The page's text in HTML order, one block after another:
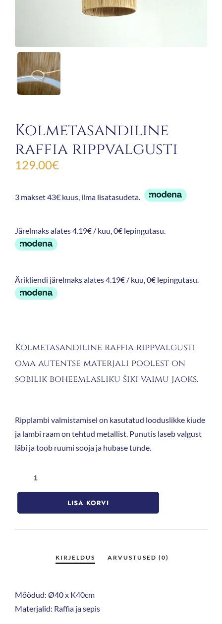
Kolmetasandiline
raffia rippvalgusti
129.00€
3 makset 43€ kuus, ilma lisatasudeta.
Järelmaks alates 4.19€ / kuu, 0€ lepingutasu.
Ärikliendi järelmaks alates 4.19€ / kuu, 0€ lepingutasu.
Kolmetasandiline raffia rippvalgusti
oma autentse materjali poolest on
sobilik boheemlasliku šiki vaimu jaoks.
Ripplambi valmistamisel on kasutatud looduslikke kiude
ja lambi raam on tehtud metallist. Punutis laseb valgust
läbi ja toob ruumi sooja ja hubase tunde.
LISA KORVI
Mõõdud: Ø40 x K40cm
Materjalid: Raffia ja sepis